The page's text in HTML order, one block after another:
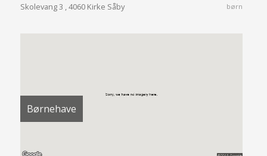
børn
Skolevang 3 , 4060 Kirke Såby
Børnehave